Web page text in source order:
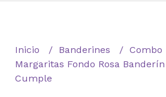
Inicio Banderines
Combo
Margaritas Fondo Rosa
Cumple